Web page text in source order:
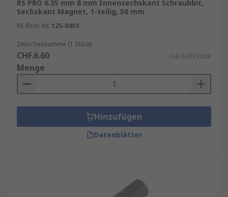
RS PRO 6.35 mm 8 mm Innensechskant Schraubbit,
Sechskant Magnet, 1-teilig, 50 mm
RS Best.-Nr. 125-0403
Zwischensumme (1 Stück)
CHF.6.60 CHF.6.60/Stück
Menge
Hinzufügen
Datenblätter